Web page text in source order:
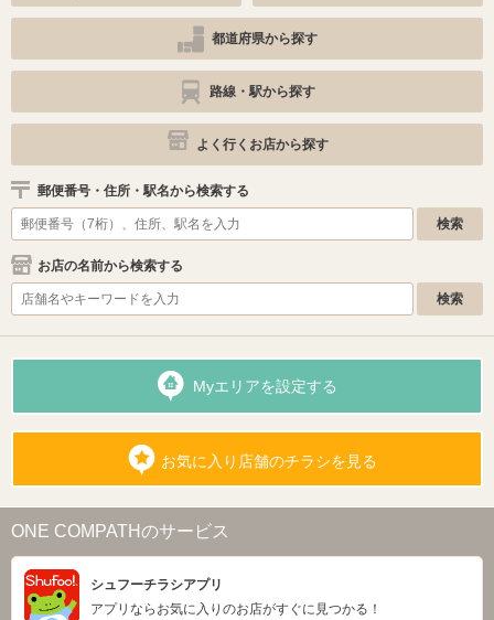
都道府県から探す
路線・駅から探す
よく行くお店から探す
郵便番号・住所・駅名から検索する
お店の名前から検索する
Myエリアを設定する
お気に入り店舗のチラシを見る
ONE COMPATHのサービス
シュフーチラシアプリ
アプリならお気に入りのお店がすぐに見つかる！